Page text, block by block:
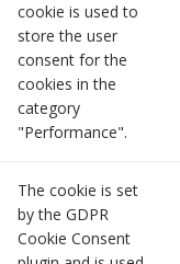
cookie is used to
store the user
consent for the
cookies in the
category
"Performance".
The cookie is set
by the GDPR
Cookie Consent